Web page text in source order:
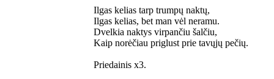
Ilgas kelias tarp trumpų naktų,
Ilgas kelias, bet man vėl neramu.
Dvelkia naktys virpančiu šalčiu,
Kaip norėčiau priglust prie tavųjų pečių.
Priedainis x3.